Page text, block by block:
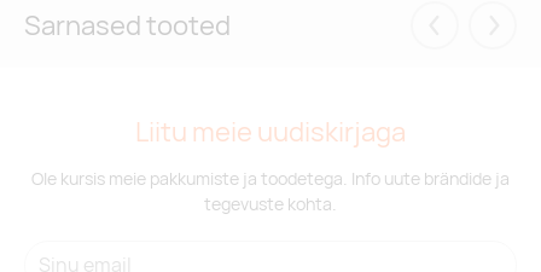
Sarnased tooted
Liitu meie uudiskirjaga
Ole kursis meie pakkumiste ja toodetega. Info uute brändide ja
tegevuste kohta.